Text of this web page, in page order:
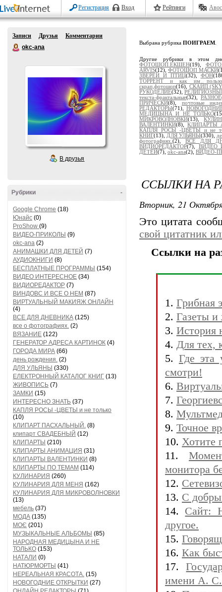
Регистрация Вход Рейтинги
Записи Друзья
Комментарии
okc-ana
В друзья
-
Рубрики
Google Chrome (18)
Юнайс (0)
ProShow (9)
ВИДЕО-ПРИКОЛЫ (9)
okc-ana (2)
АНИМАШКИ ДЛЯ ДЕТЕЙ (7)
АУДИОКНИГИ (8)
БЕСПЛАТНЫЕ ПРОГРАММЫ (154)
ВИДЕО ИНТЕРЕСНОЕ (34)
ВИДИОРЕДАКТОР (7)
ВИНДОВС И ВСЕ О НЕМ (87)
ВИРТУАЛЬНЫЙ МАКИЯЖ ОНЛАЙН
(4)
ВСЕ ДЛЯ ДНЕВНИКА (125)
все о фотографиях. (2)
ВЯЗАНИЕ (122)
ГЕНЕРАТОР АДРЕСА КАРТИНОК (4)
ГОРОДА МИРА (66)
день рождения. (2)
ДЛЯ УЛЬЯНЫ (330)
ЕЛЕКТРОННЫЙ КАТАЛОГ КНИГ (13)
ЖИВОПИСЬ (7)
ЗАМКИ (15)
ИНТЕРЕСНО ЗНАТЬ (37)
КАПЛЯ РОСЫ -ЦВЕТЫ и не только
(10)
КЛИПАРТ ПАСХАЛЬНЫЙ. (8)
клипарт СВАДЕБНЫЙ (12)
КЛИПАРТЫ (210)
КЛИПАРТЫ АНИМАЦИЯ (31)
КЛИПАРТЫ ВАЛЕНТИНКИ (8)
КЛИПАРТЫ ПО ТЕМАМ (114)
КУЛИНАРИЯ (260)
КУЛИНАРИЯ ДЛЯ МЕНЯ (162)
КУЛИНАРИЯ ДЛЯ МИКРОВОЛНОВКИ
(13)
мебель (37)
МОДА (135)
МОЄ (201)
МУЗЫКАЛЬНЫЕ АЛЬБОМЫ (85)
НАРОДНАЯ МЕДИЦЫНА И НЕ
ТОЛЬКО (153)
НАТАЛИ (0)
НАТЮРМОРТЫ (41)
НЕРЕАЛЬНАЯ КРАСОТА. (15)
НОВОГОДНИЕ ОТКРЫТКИ (27)
Выбрана рубрика ПОИГРАЕМ
Другие рубрики в этом
ФОТОШОП.ЕКШЕН(19),
ARVIS(12), ФОТОШОП МАСКИ
ЗВЕРЕЙ И ПТИЦ(32), ФОН
ТОРРЕНТ и как им
скрап,фотошоп(16), СКАЙП
РУКОДЕЛИЕ(32),
текста-фрактальные(32), РАЗНОЕ
ПРИЧЕСКИ(8), почтовые
РЕДАКТОРЫ(71),
МЕДИЦЫНА И НЕ ТОЛЬКО
МИКРОВОЛНОВКИ(13),
ВАЛЕНТИНКИ(8),КЛИПАРТЫ
КАПЛЯ РОСЫ -ЦВЕТЫ и не
КНИГ(13), ДЛЯ УЛЬЯНЫ(330),
фотографиях. (2),ВСЕ ДЛЯ
ВИДИОРЕДАКТОР(7), ВИДЕО
ДЕТЕЙ(7), okc-ana(2), ВИДЕО-
ССЫЛКИ НА
Вторник, 21
Это цитата
свой цитатник
Ссылки на
1. Грибная
2. Газеты
3. История
4. Для тех,
5. Где эта
смотри!
6.
7.
8.
9. Точное
10. Хотите
11.
монитора
12.
13. С
14. Сайт:
другое.
15.
16. Как
17.
имени А.